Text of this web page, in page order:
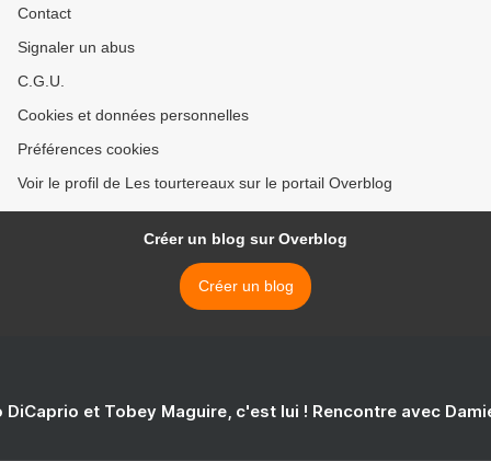
Contact
Signaler un abus
C.G.U.
Cookies et données personnelles
Préférences cookies
Voir le profil de Les tourtereaux sur le portail Overblog
Créer un blog sur Overblog
Créer un blog
DiCaprio et Tobey Maguire, c'est lui ! Rencontre avec